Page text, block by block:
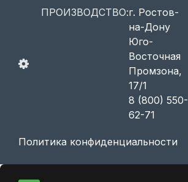
ПРОИЗВОДСТВО:г. Ростов-
на-Дону
Юго-
Восточная
Промзона,
17/1
8 (800) 550-
62-71
Политика конфиденциальности